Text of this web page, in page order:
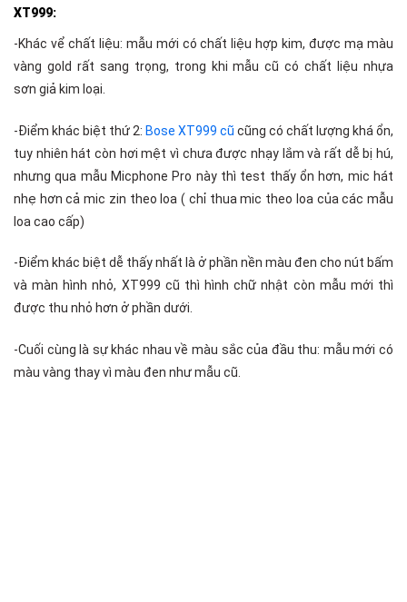
XT999:
-Khác vể chất liệu: mẫu mới có chất liệu hợp kim, được mạ màu
vàng gold rất sang trọng, trong khi mẫu cũ có chất liệu nhựa
sơn giả kim loại.
-Điểm khác biệt thứ 2: Bose XT999 cũ cũng có chất lượng khá ổn,
tuy nhiên hát còn hơi mệt vì chưa được nhạy lắm và rất dễ bị hú,
nhưng qua mẫu Micphone Pro này thì test thấy ổn hơn, mic hát
nhẹ hơn cả mic zin theo loa ( chỉ thua mic theo loa của các mẫu
loa cao cấp)
-Điểm khác biệt dễ thấy nhất là ở phần nền màu đen cho nút bấm
và màn hình nhỏ, XT999 cũ thì hình chữ nhật còn mẫu mới thì
được thu nhỏ hơn ở phần dưới.
-Cuối cùng là sự khác nhau về màu sắc của đầu thu: mẫu mới có
màu vàng thay vì màu đen như mẫu cũ.